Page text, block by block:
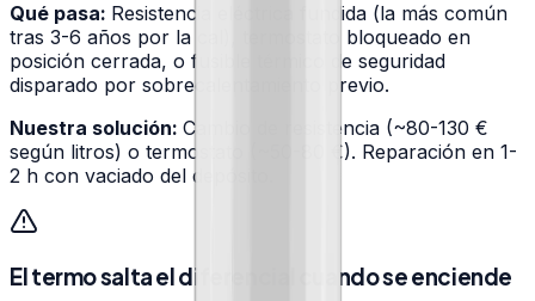
Qué pasa: Resistencia eléctrica fundida (la más común
tras 3-6 años por la cal), termostato bloqueado en
posición cerrada, o fusible térmico de seguridad
disparado por sobrecalentamiento previo.
Nuestra solución: Cambio de resistencia (~80-130 €
según litros) o termostato (~50-80 €). Reparación en 1-
2 h con vaciado del depósito.
El termo salta el diferencial cuando se enciende